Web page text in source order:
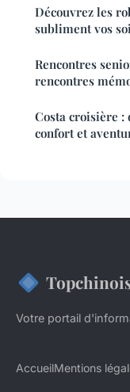
Découvrez les
subliment vos
Rencontres
rencontres
Costa croisière :
confort et
Votre portail
AccueilMentions